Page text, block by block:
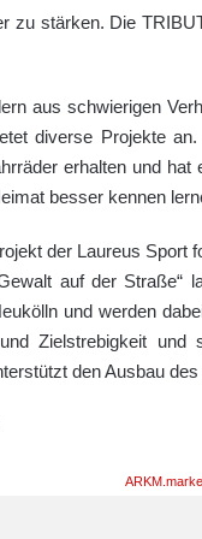
zu stärken. Die
aus schwierigen
diverse Projekte
erhalten und
besser kennen
der Laureus
auf der
und werden
Zielstrebigkeit
den Ausbau